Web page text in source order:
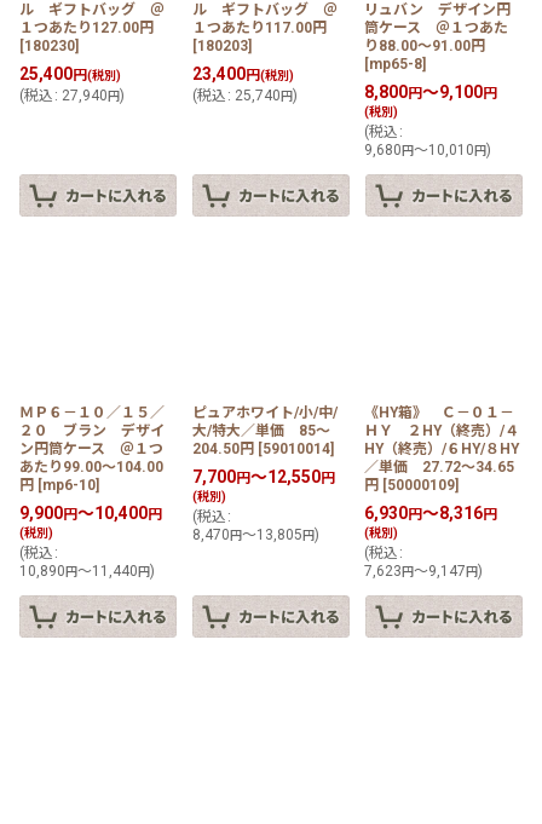
ル ギフトバッグ ＠
１つあたり127.00円
[180230]
25,400円(税別)
(税込 : 27,940 円)
ル ギフトバッグ ＠
１つあたり117.00円
[180203]
23,400円(税別)
(税込 : 25,740 円)
リュバン デザイン円
筒ケース ＠１つあた
り88.00〜91.00円
[mp65-8]
8,800円～9,100円
(税別)
(税込 :
9,680円～10,010円)
ＭＰ６－１０／１５／
２０ ブラン デザイ
ン円筒ケース ＠１つ
あたり99.00〜104.00
円 [mp6-10]
9,900円～10,400円
(税別)
(税込 :
10,890 円～11,440 円)
ピュアホワイト/小/中/
大/特大／単価 85〜
204.50円 [59010014]
7,700円～12,550円
(税別)
(税込 :
8,470 円～13,805 円)
《HY箱》 Ｃ－０１－
ＨＹ ２HY（終売）/４
HY（終売）/６HY/８HY
／単価 27.72〜34.65
円 [50000109]
6,930円～8,316円
(税別)
(税込 :
7,623円～9,147円)